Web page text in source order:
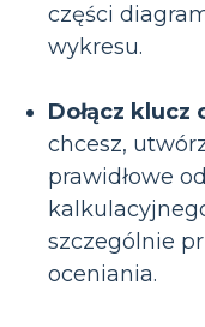
części
wykresu.
Dołącz
chcesz,
prawidłowe
szczególnie
oceniania.